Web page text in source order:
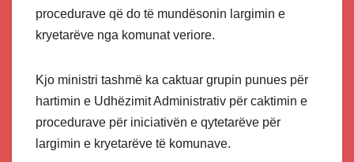
procedurave që do të mundësonin largimin e
kryetarëve nga komunat veriore.
Kjo ministri tashmë ka caktuar grupin punues për
hartimin e Udhëzimit Administrativ për caktimin e
procedurave për iniciativën e qytetarëve për
largimin e kryetarëve të komunave.